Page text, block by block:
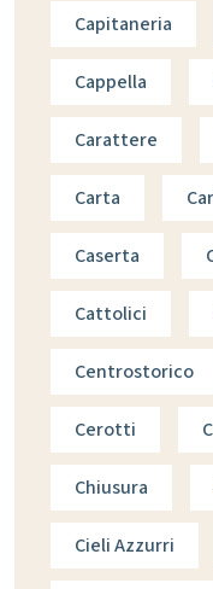
Capitaneria
Cappella
Carattere
Carta
Caserta
Cattolici
Centrostorico
Cerotti
Chiusura
Cieli Azzurri